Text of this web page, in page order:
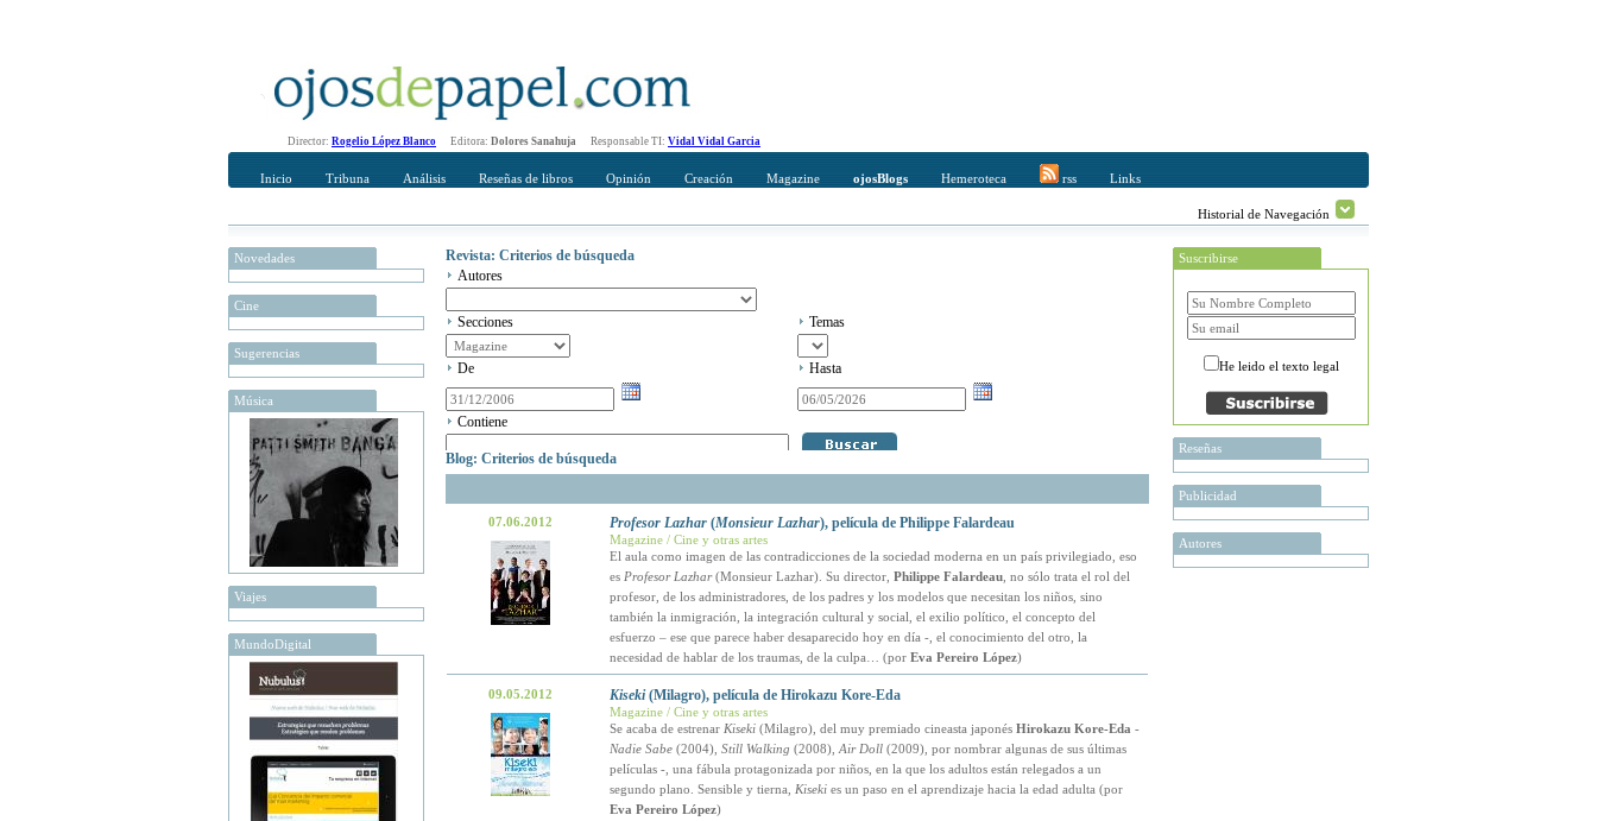
Director: Rogelio López Blanco Editora: Dolores Sanahuja Responsable TI: Vidal Vidal Garcia
Inicio Tribuna Análisis Reseñas de libros Opinión Creación Magazine ojosBlogs Hemeroteca rss Links
Historial de Navegación
Novedades
Cine
Sugerencias
Música
Viajes
MundoDigital
Revista: Criterios de búsqueda
Autores
Secciones Temas
De Hasta
Contiene
Blog: Criterios de búsqueda
07.06.2012 Profesor Lazhar(Monsieur Lazhar), película de Philippe Falardeau
Magazine / Cine y otras artes
El aula como imagen de las contradicciones de la sociedad moderna en un país privilegiado, eso
es Profesor Lazhar(Monsieur Lazhar). Su director, Philippe Falardeau, no sólo trata el rol del
profesor, de los administradores, de los padres y los modelos que necesitan los niños, sino
también la inmigración, la integración cultural y social, el exilio político, el concepto del
esfuerzo – ese que parece haber desaparecido hoy en día -, el conocimiento del otro, la
necesidad de hablar de los traumas, de la culpa… (por Eva Pereiro López)
09.05.2012 Kiseki(Milagro), película de Hirokazu Kore-Eda
Magazine / Cine y otras artes
Se acaba de estrenar Kiseki(Milagro), del muy premiado cineasta japonés Hirokazu Kore-Eda -
Nadie Sabe(2004), Still Walking (2008), Air Doll(2009), por nombrar algunas de sus últimas
películas -, una fábula protagonizada por niños, en la que los adultos están relegados a un
segundo plano. Sensible y tierna,
Kisekies un paso en el aprendizaje hacia la edad adulta (por
Eva Pereiro López)
Suscribirse
He leido el texto legal
Reseñas
Publicidad
Autores